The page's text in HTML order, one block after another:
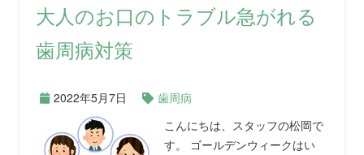
大人のお口のトラブル急がれる
歯周病対策
2022年5月7日
歯周病
こんにちは、スタッフの松岡で
す。 ゴールデンウィークはい